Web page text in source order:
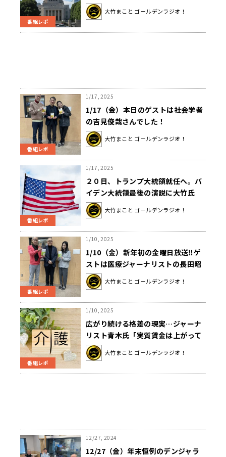
番組レポ
化していた国会審議がどれだけ実の
あるものになるのか、注視しなくち
大竹まこと ゴールデンラジオ！
番組レポ
1/17, 2025
1/17（金）本日のゲストは社会学者
の吉見俊哉さんでした！
大竹まこと ゴールデンラジオ！
番組レポ
1/17, 2025
２０日、トランプ大統領就任へ。バ
イデン大統領最後の演説に大竹氏
「民主主義がちゃんと成立するのか
危うくなってくる」
大竹まこと ゴールデンラジオ！
番組レポ
1/10, 2025
1/10（金）新年初の金曜日放送‼ゲ
ストは医療ジャーナリストの長田昭
二さんでした！
大竹まこと ゴールデンラジオ！
番組レポ
1/10, 2025
広がり続ける格差の現実…ジャーナ
リスト青木氏「実質賃金は上がって
いないのに、役員報酬は平均年収の
66倍」
大竹まこと ゴールデンラジオ！
12/27, 2024
12/27（金）年末恒例のデンジャラ